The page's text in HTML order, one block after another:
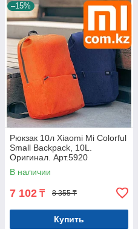
–15%
Рюкзак 10л Xiaomi Mi Colorful
Small Backpack, 10L.
Оригинал. Арт.5920
В наличии
7 102 ₸ 8 355 ₸
Купить